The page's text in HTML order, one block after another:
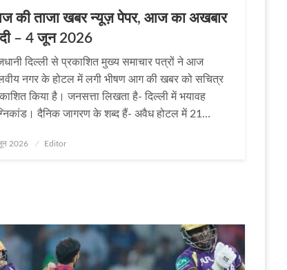
की ताजा खबर न्यूज़ पेपर, आज का अखबार
– 4 जून 2026
दिल्ली से प्रकाशित मुख्य समाचार पत्रों ने आज
नगर के होटल में लगी भीषण आग की खबर को सचित्र
किया है। जनसत्ता लिखता है- दिल्ली में भयावह
दैनिक जागरण के शब्द हैं- अवैध होटल में 21…
2026 Editor